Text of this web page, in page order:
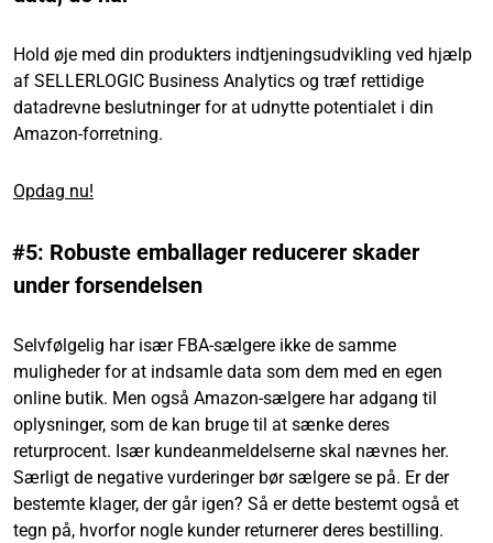
Hold øje med din produkters indtjeningsudvikling ved hjælp
af SELLERLOGIC Business Analytics og træf rettidige
datadrevne beslutninger for at udnytte potentialet i din
Amazon-forretning.
Opdag nu!
#5: Robuste emballager reducerer skader
under forsendelsen
Selvfølgelig har især FBA-sælgere ikke de samme
muligheder for at indsamle data som dem med en egen
online butik. Men også Amazon-sælgere har adgang til
oplysninger, som de kan bruge til at sænke deres
returprocent. Især kundeanmeldelserne skal nævnes her.
Særligt de negative vurderinger bør sælgere se på. Er der
bestemte klager, der går igen? Så er dette bestemt også et
tegn på, hvorfor nogle kunder returnerer deres bestilling.